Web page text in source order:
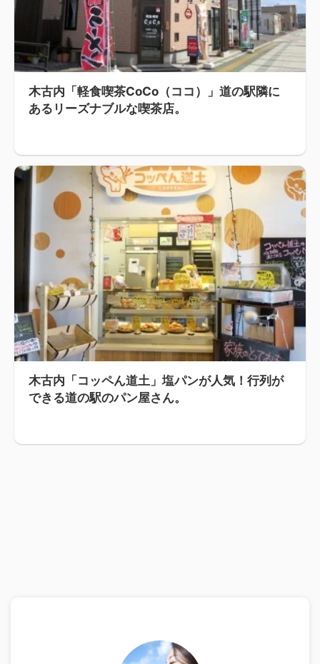
木古内「軽食喫茶CoCo（ココ）」道の駅隣に
あるリーズナブルな喫茶店。
木古内「コッペん道土」塩パンが人気！行列が
できる道の駅のパン屋さん。